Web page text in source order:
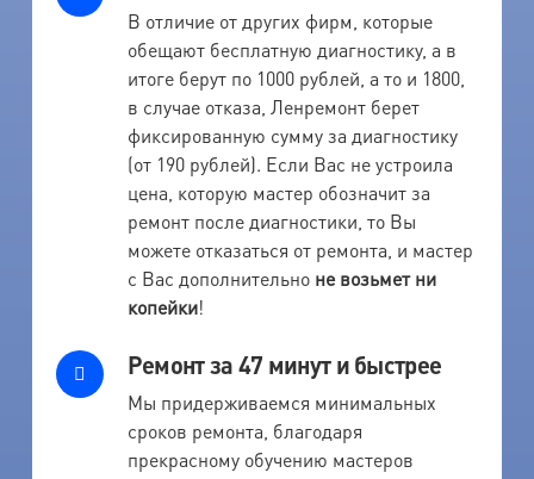
В отличие от других фирм, которые
обещают бесплатную диагностику, а в
итоге берут по 1000 рублей, а то и 1800,
в случае отказа, Ленремонт берет
фиксированную сумму за диагностику
(от 190 рублей). Если Вас не устроила
цена, которую мастер обозначит за
ремонт после диагностики, то Вы
можете отказаться от ремонта, и мастер
с Вас дополнительно не возьмет ни
копейки!
Ремонт за 47 минут и быстрее
Мы придерживаемся минимальных
сроков ремонта, благодаря
прекрасному обучению мастеров